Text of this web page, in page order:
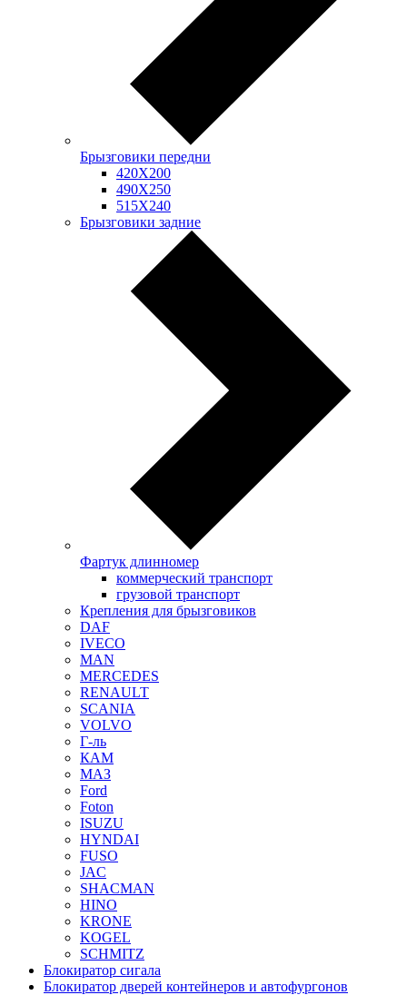
Брызговики передни
420Х200
490Х250
515Х240
Брызговики задние
Фартук длинномер
коммерческий транспорт
грузовой транспорт
Крепления для брызговиков
DAF
IVECO
MAN
MERCEDES
RENAULT
SCANIA
VOLVO
Г-ль
КАМ
МАЗ
Ford
Foton
ISUZU
HYNDAI
FUSO
JAC
SHACMAN
HINO
KRONE
KOGEL
SCHMITZ
Блокиратор сигала
Блокиратор дверей контейнеров и автофургонов